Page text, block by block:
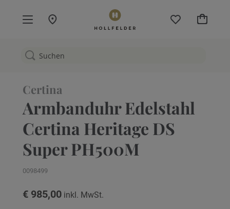
Mein
Certina
Armbanduhr Edelstahl
Certina Heritage DS
Super PH500M
0098499
€ 985,00